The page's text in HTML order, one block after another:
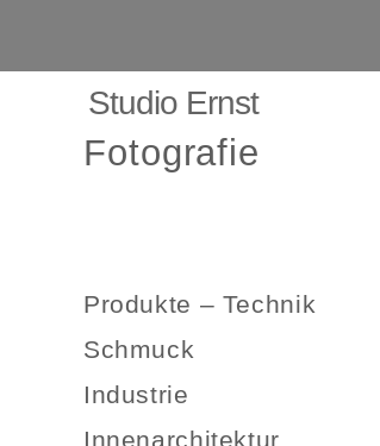
Studio Ernst
Fotografie
Produkte – Technik
Schmuck
Industrie
Innenarchitektur